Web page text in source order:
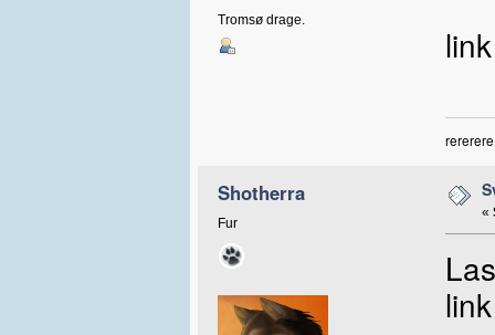
Tromsø drage.
Shotherra
Fur
«